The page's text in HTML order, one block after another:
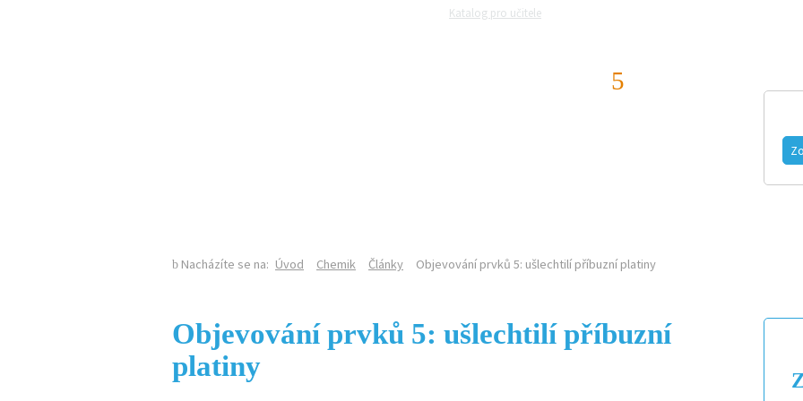
Katalog pro učitele
Nacházíte se na: Úvod Chemik Články Objevování prvků 5: ušlechtilí příbuzní platiny
Objevování prvků 5: ušlechtilí příbuzní
platiny